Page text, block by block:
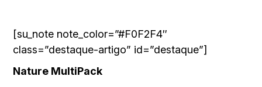
[su_note note_color=”#F0F2F4″
class=”destaque-artigo” id=”destaque”]
Nature MultiPack